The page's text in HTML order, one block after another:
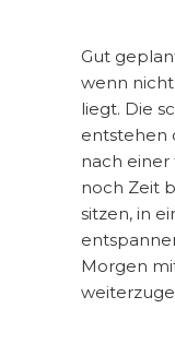
Gut
wenn
liegt. Die
entstehen
nach
noch Zeit
sitzen, in
Morgen